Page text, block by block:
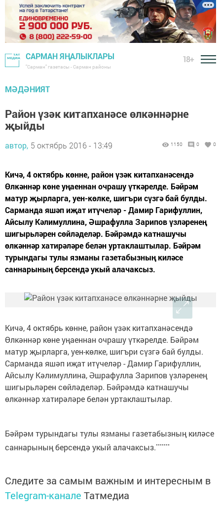
САРМАН ЯҢАЛЫКЛАРЫ
"Сарман" газетасы - Сарман районы
18+
МӘДӘНИЯТ
Район үзәк китапханәсе өлкәннәрне
җыйды
автор, 5 октябрь 2016 - 13:49 1150 0 0
Кичә, 4 октябрь көнне, район үзәк китапханәсендә
Өлкәннәр көне уңаеннан очрашу үткәрелде. Бәйрәм
матур җырларга, уен-көлке, шигъри сүзгә бай булды.
Сарманда яшәп иҗат итүчеләр - Дамир Гарифуллин,
Айсылу Кәлимуллина, Әшрафулла Зарипов үзләренең
шигырьләрен сөйләделәр. Бәйрәмдә катнашучы
өлкәннәр хатирәләре белән уртаклаштылар. Бәйрәм
турындагы тулы язманы газетабызның киләсе
саннарының берсендә укый алачаксыз.
Кичә, 4 октябрь көнне, район үзәк китапханәсендә
Өлкәннәр көне уңаеннан очрашу үткәрелде. Бәйрәм
матур җырларга, уен-көлке, шигъри сүзгә бай булды.
Сарманда яшәп иҗат итүчеләр - Дамир Гарифуллин,
Айсылу Кәлимуллина, Әшрафулла Зарипов үзләренең
шигырьләрен сөйләделәр. Бәйрәмдә катнашучы
өлкәннәр хатирәләре белән уртаклаштылар.
Бәйрәм турындагы тулы язманы газетабызның киләсе
саннарының берсендә укый алачаксыз.
Следите за самым важным и интересным в
Telegram-канале Татмедиа